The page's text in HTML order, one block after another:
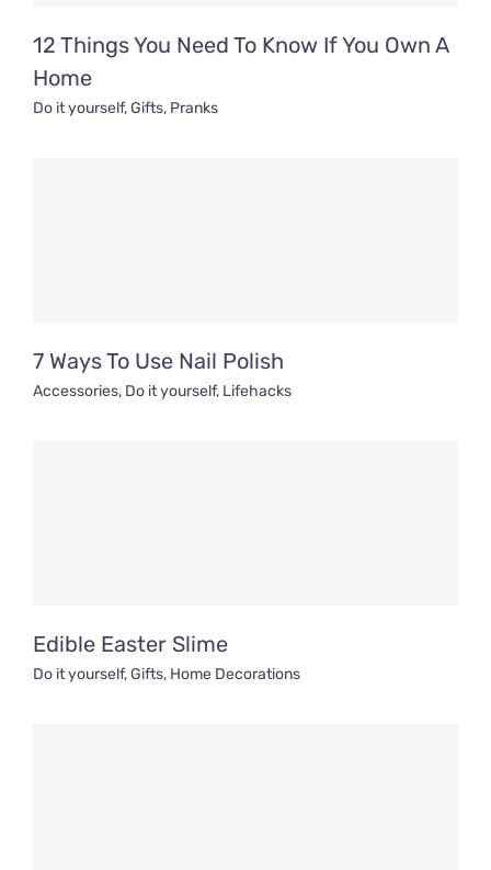
12 Things You Need To Know If You Own A
Home
Do it yourself,Gifts, Pranks
7 Ways To Use Nail Polish
Accessories, Do it yourself, Lifehacks
Edible Easter Slime
Do it yourself,Gifts, Home Decorations